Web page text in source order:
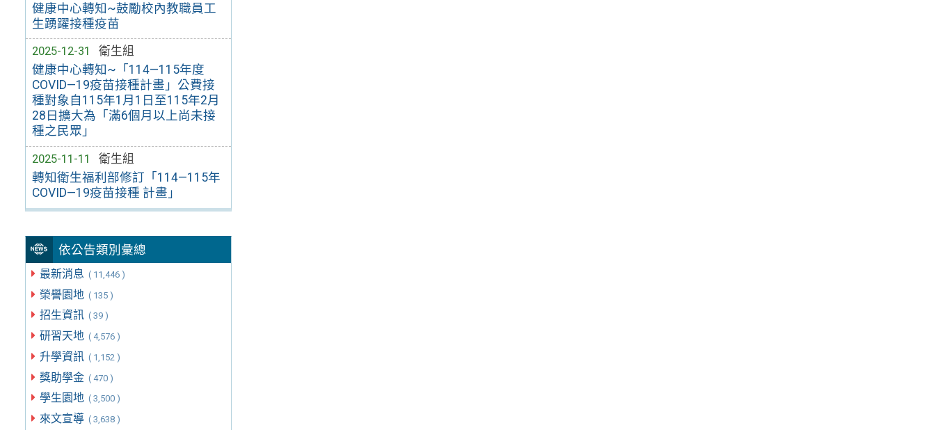
健康中心轉知~鼓勵校內教職員工
生踴躍接種疫苗
2025-12-31
衛生組
健康中心轉知~「114—115年度
COVID—19疫苗接種計畫」公費接
種對象自115年1月1日至115年2月
28日擴大為「滿6個月以上尚未接
種之民眾」
2025-11-11
衛生組
轉知衛生福利部修訂「114—115年
COVID—19疫苗接種 計畫」
依公告類別彙總
最新消息 ( 11,446 )
榮譽園地 ( 135 )
招生資訊 ( 39 )
研習天地 ( 4,576 )
升學資訊 ( 1,152 )
獎助學金 ( 470 )
學生園地 ( 3,500 )
來文宣導 ( 3,638 )